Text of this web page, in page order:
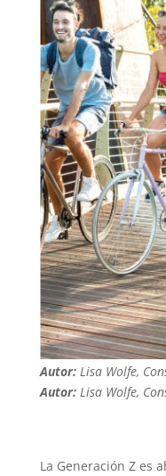
Autor: Lisa Wolfe,
Autor: Lisa Wolfe,
La Generación Z es